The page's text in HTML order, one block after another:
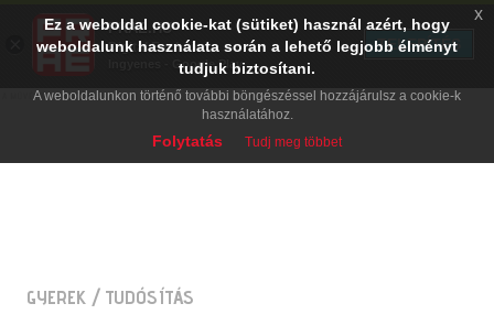
GYEREK / TUDÓSÍTÁS
Ez a weboldal cookie-kat (sütiket) használ azért, hogy
weboldalunk használata során a lehető legjobb élményt
tudjuk biztosítani.
A weboldalunkon történő további böngészéssel hozzájárulsz a cookie-k
használatához.
Folytatás Tudj meg többet
x
PRAE.HU
Digital Evolution
Ingyenes - Google Play
TELEPÍTÉS